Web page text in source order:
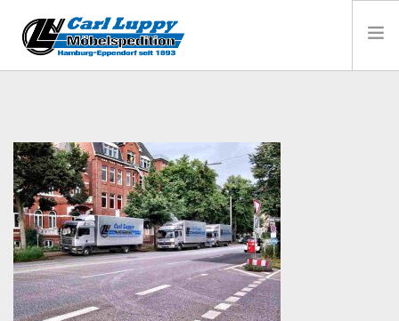
BÜROUMZUG HAMBURG
LAGERUNG
KONTAKT